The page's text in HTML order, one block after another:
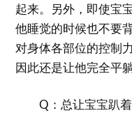
起来。另外，即使宝
他睡觉的时候也不要
对身体各部位的控制
因此还是让他完全平
Q：总让宝宝趴着